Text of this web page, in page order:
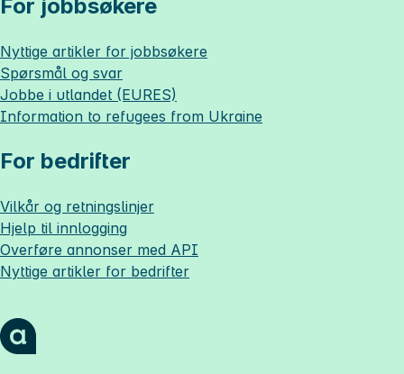
For jobbsøkere
Nyttige artikler for jobbsøkere
Spørsmål og svar
Jobbe i utlandet (EURES)
Information to refugees from Ukraine
For bedrifter
Vilkår og retningslinjer
Hjelp til innlogging
Overføre annonser med API
Nyttige artikler for bedrifter